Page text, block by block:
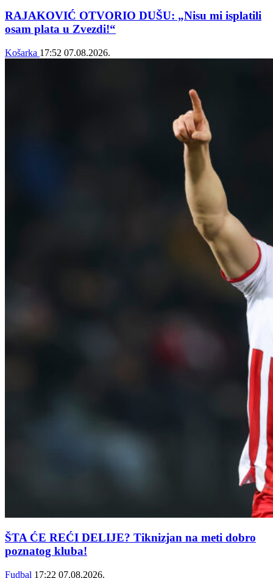
RAJAKOVIĆ OTVORIO DUŠU: „Nisu mi isplatili
osam plata u Zvezdi!“
Košarka 17:52 07.08.2026.
ŠTA ĆE REĆI DELIJE? Tiknizjan na meti dobro
poznatog kluba!
Fudbal 17:22 07.08.2026.